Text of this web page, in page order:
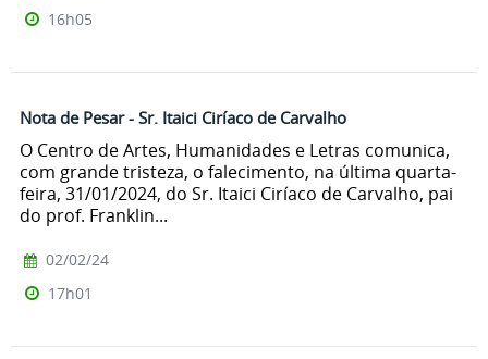
16h05
Nota de Pesar - Sr. Itaici Ciríaco de Carvalho
O Centro de Artes, Humanidades e Letras comunica,
com grande tristeza, o falecimento, na última quarta-
feira, 31/01/2024, do Sr. Itaici Ciríaco de Carvalho, pai
do prof. Franklin...
02/02/24
17h01